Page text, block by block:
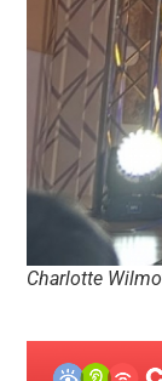
Charlotte